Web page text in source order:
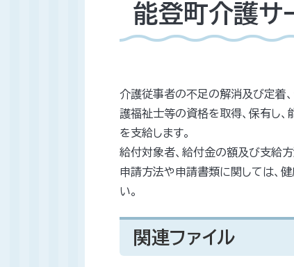
能登町介護サ
介護従事者の不足の解消及び定着
護福祉士等の資格を取得、保有し
を支給します。
給付対象者、給付金の額及び支給
申請方法や申請書類に関しては、
い。
関連ファイル